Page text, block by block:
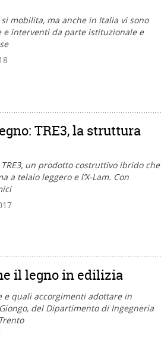
si mobilita, ma anche in Italia vi sono
e interventi da parte istituzionale e
TRE3, la struttura
TRE3, un prodotto costruttivo ibrido che
a telaio leggero e l’X-Lam. Con
il legno in edilizia
e quali accorgimenti adottare in
del Dipartimento di Ingegneria